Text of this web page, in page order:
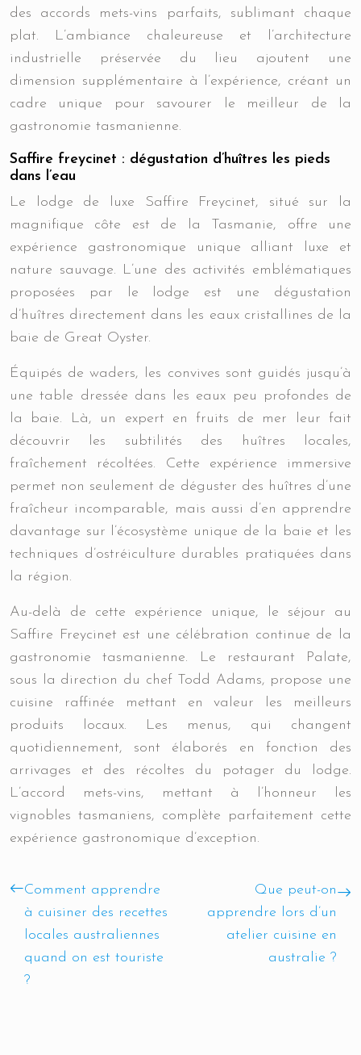
des accords mets-vins parfaits, sublimant chaque
plat. L’ambiance chaleureuse et l’architecture
industrielle préservée du lieu ajoutent une
dimension supplémentaire à l’expérience, créant un
cadre unique pour savourer le meilleur de la
gastronomie tasmanienne.
Saffire freycinet : dégustation d’huîtres les pieds
dans l’eau
Le lodge de luxe Saffire Freycinet, situé sur la
magnifique côte est de la Tasmanie, offre une
expérience gastronomique unique alliant luxe et
nature sauvage. L’une des activités emblématiques
proposées par le lodge est une dégustation
d’huîtres directement dans les eaux cristallines de la
baie de Great Oyster.
Équipés de waders, les convives sont guidés jusqu’à
une table dressée dans les eaux peu profondes de
la baie. Là, un expert en fruits de mer leur fait
découvrir les subtilités des huîtres locales,
fraîchement récoltées. Cette expérience immersive
permet non seulement de déguster des huîtres d’une
fraîcheur incomparable, mais aussi d’en apprendre
davantage sur l’écosystème unique de la baie et les
techniques d’ostréiculture durables pratiquées dans
la région.
Au-delà de cette expérience unique, le séjour au
Saffire Freycinet est une célébration continue de la
gastronomie tasmanienne. Le restaurant Palate,
sous la direction du chef Todd Adams, propose une
cuisine raffinée mettant en valeur les meilleurs
produits locaux. Les menus, qui changent
quotidiennement, sont élaborés en fonction des
arrivages et des récoltes du potager du lodge.
L’accord mets-vins, mettant à l’honneur les
vignobles tasmaniens, complète parfaitement cette
expérience gastronomique d’exception.
Comment apprendre
à cuisiner des recettes
locales australiennes
quand on est touriste
?
Que peut-on
apprendre lors d’un
atelier cuisine en
australie ?